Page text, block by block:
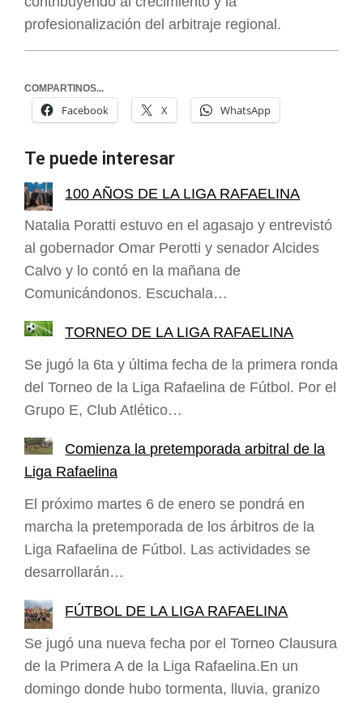
profesionalización del arbitraje regional.
COMPARTINOS...
Facebook X WhatsApp
Te puede interesar
100 AÑOS DE LA LIGA RAFAELINA
Natalia Poratti estuvo en el agasajo y entrevistó
al gobernador Omar Perotti y senador Alcides
Calvo y lo contó en la mañana de
Comunicándonos. Escuchala…
TORNEO DE LA LIGA RAFAELINA
Se jugó la 6ta y última fecha de la primera ronda
del Torneo de la Liga Rafaelina de Fútbol. Por el
Grupo E, Club Atlético…
Comienza la pretemporada arbitral de la
Liga Rafaelina
El próximo martes 6 de enero se pondrá en
marcha la pretemporada de los árbitros de la
Liga Rafaelina de Fútbol. Las actividades se
desarrollarán…
FÚTBOL DE LA LIGA RAFAELINA
Se jugó una nueva fecha por el Torneo Clausura
de la Primera A de la Liga Rafaelina.En un
domingo donde hubo tormenta, lluvia, granizo